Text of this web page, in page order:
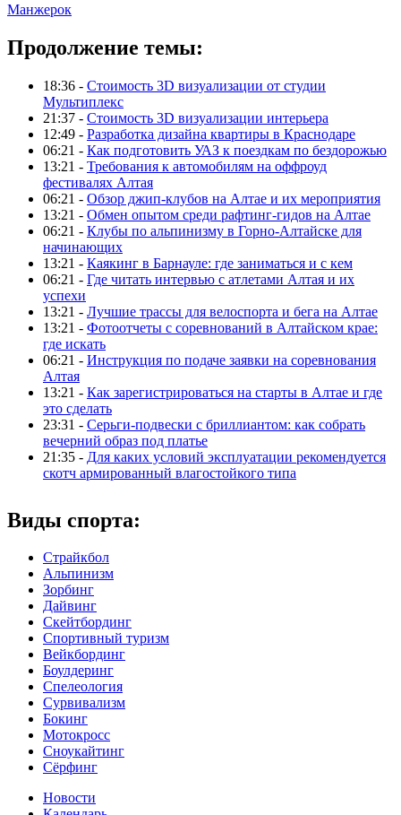
Манжерок
Продолжение темы:
18:36 - Стоимость 3D визуализации от студии
Мультиплекс
21:37 - Стоимость 3D визуализации интерьера
12:49 - Разработка дизайна квартиры в Краснодаре
06:21 - Как подготовить УАЗ к поездкам по бездорожью
13:21 - Требования к автомобилям на оффроуд
фестивалях Алтая
06:21 - Обзор джип-клубов на Алтае и их мероприятия
13:21 - Обмен опытом среди рафтинг-гидов на Алтае
06:21 - Клубы по альпинизму в Горно-Алтайске для
начинающих
13:21 - Каякинг в Барнауле: где заниматься и с кем
06:21 - Где читать интервью с атлетами Алтая и их
успехи
13:21 - Лучшие трассы для велоспорта и бега на Алтае
13:21 - Фотоотчеты с соревнований в Алтайском крае:
где искать
06:21 - Инструкция по подаче заявки на соревнования
Алтая
13:21 - Как зарегистрироваться на старты в Алтае и где
это сделать
23:31 - Серьги-подвески с бриллиантом: как собрать
вечерний образ под платье
21:35 - Для каких условий эксплуатации рекомендуется
скотч армированный влагостойкого типа
Виды спорта:
Страйкбол
Альпинизм
Зорбинг
Дайвинг
Скейтбординг
Спортивный туризм‎
Вейкбординг
Боулдеринг
Спелеология
Сурвивализм
Бокинг
Мотокросс
Сноукайтинг
Сёрфинг
Новости